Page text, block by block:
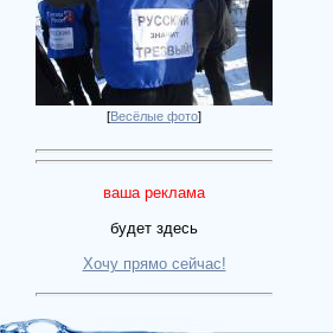
[Весёлые фото]
ваша реклама
будет здесь
Хочу прямо сейчас!